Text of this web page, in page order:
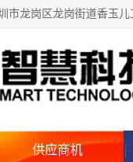
供应商机